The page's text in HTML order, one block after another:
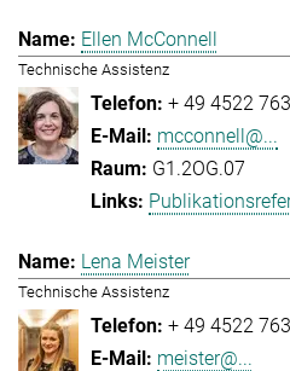
Ellen McConnell
Technische Assistenz
+ 49 4522
mcconnell@...
G1.2OG.07
Lena Meister
Technische Assistenz
+ 49 4522
meister@...